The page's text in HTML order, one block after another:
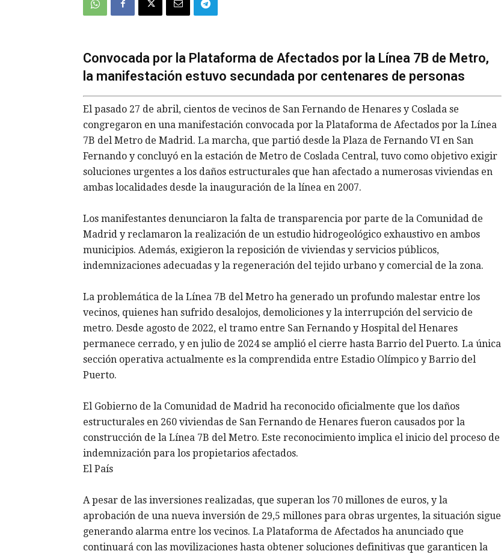
Convocada por la Plataforma de Afectados por la Línea 7B de Metro,
la manifestación estuvo secundada por centenares de personas
El pasado 27 de abril, cientos de vecinos de San Fernando de Henares y Coslada se
congregaron en una manifestación convocada por la Plataforma de Afectados por la Línea
7B del Metro de Madrid. La marcha, que partió desde la Plaza de Fernando VI en San
Fernando y concluyó en la estación de Metro de Coslada Central, tuvo como objetivo exigir
soluciones urgentes a los daños estructurales que han afectado a numerosas viviendas en
ambas localidades desde la inauguración de la línea en 2007. ​
Los manifestantes denunciaron la falta de transparencia por parte de la Comunidad de
Madrid y reclamaron la realización de un estudio hidrogeológico exhaustivo en ambos
municipios. Además, exigieron la reposición de viviendas y servicios públicos,
indemnizaciones adecuadas y la regeneración del tejido urbano y comercial de la zona. ​
La problemática de la Línea 7B del Metro ha generado un profundo malestar entre los
vecinos, quienes han sufrido desalojos, demoliciones y la interrupción del servicio de
metro. Desde agosto de 2022, el tramo entre San Fernando y Hospital del Henares
permanece cerrado, y en julio de 2024 se amplió el cierre hasta Barrio del Puerto. La única
sección operativa actualmente es la comprendida entre Estadio Olímpico y Barrio del
Puerto. ​
El Gobierno de la Comunidad de Madrid ha reconocido oficialmente que los daños
estructurales en 260 viviendas de San Fernando de Henares fueron causados por la
construcción de la Línea 7B del Metro. Este reconocimiento implica el inicio del proceso de
indemnización para los propietarios afectados. ​
El País
A pesar de las inversiones realizadas, que superan los 70 millones de euros, y la
aprobación de una nueva inversión de 29,5 millones para obras urgentes, la situación sigue
generando alarma entre los vecinos. La Plataforma de Afectados ha anunciado que
continuará con las movilizaciones hasta obtener soluciones definitivas que garanticen la